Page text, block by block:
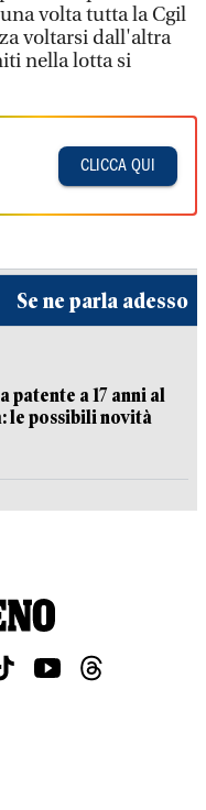
volta tutta la Cgil
voltarsi dall'altra
nella lotta si
CLICCA QUI
Se ne parla adesso
patente a 17 anni al
le possibili novità